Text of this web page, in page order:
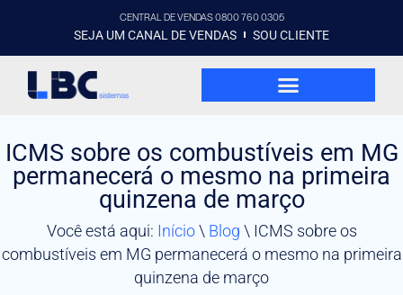
CENTRAL DE VENDAS 0800 760 0305
SEJA UM CANAL DE VENDAS SOU CLIENTE
ICMS sobre os combustíveis em MG
permanecerá o mesmo na primeira
quinzena de março
Você está aqui: Início\ Blog \ ICMS sobre os
combustíveis em MG permanecerá o mesmo na primeira
quinzena de março